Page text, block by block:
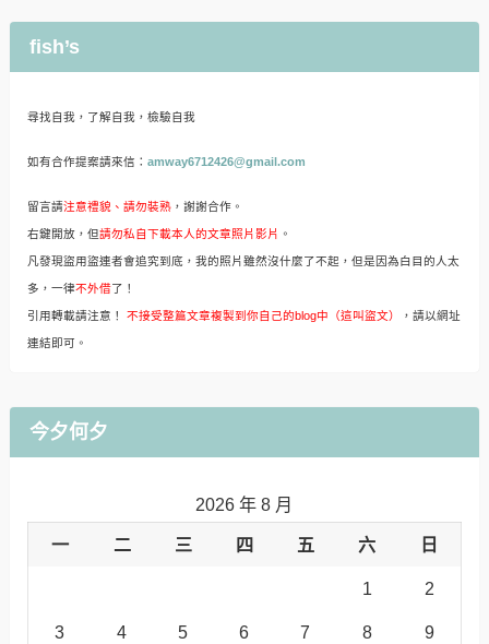
fish’s
尋找自我，了解自我，檢驗自我
如有合作提案請來信： amway6712426@gmail.com
留言請注意禮貌、請勿裝熟，謝謝合作。
右鍵開放，但請勿私自下載本人的文章照片影片 。
凡發現盜用盜連者會追究到底，我的照片雖然沒什麼了不起，但是因為白目的人太
多，一律不外借了！
引用轉載請注意！ 不接受整篇文章複製到你自己的blog中（這叫盜文） ，請以網址
連結即可。
今夕何夕
2026 年 8 月
一 二 三 四 五 六 日
1 2
3 4 5 6 7 8 9